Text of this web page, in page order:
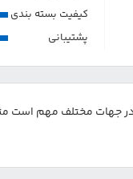
کیفیت بسته بندی
پشتیبانی
در جهات مختلف مهم است